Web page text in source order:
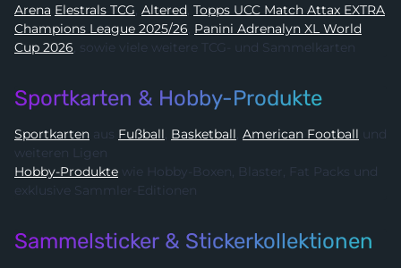
Arena
Elestrals TCG, Altered, Topps UCC Match Attax EXTRA
Champions League 2025/26, Panini Adrenalyn XL World
Cup 2026, sowie viele weitere TCG- und Sammelkarten
Sportkarten & Hobby-Produkte
Sportkarten aus Fußball, Basketball, American Football und
weiteren Ligen
Hobby-Produkte
exklusive Sammler-Editionen
Sammelsticker & Stickerkollektionen